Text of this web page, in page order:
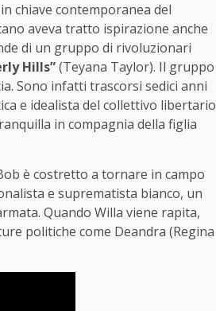
chiave contemporanea del
aveva tratto ispirazione anche
di un gruppo di rivoluzionari
Hills”(Teyana Taylor). Il gruppo
Sono infatti trascorsi sedici anni
e idealista del collettivo libertario
in compagnia della figlia
è costretto a tornare in campo
e suprematista bianco, un
Quando Willa viene rapita,
politiche come Deandra (Regina